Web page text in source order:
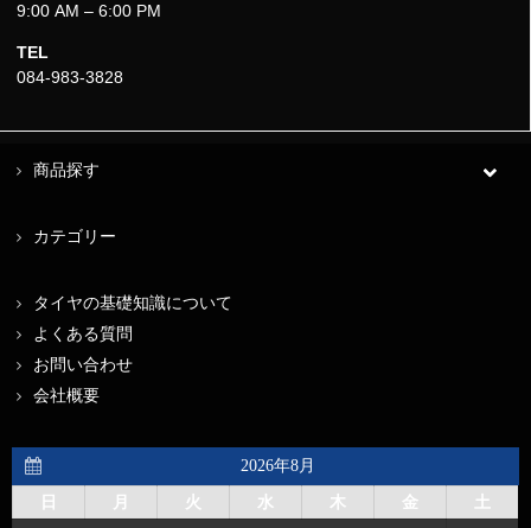
9:00 AM – 6:00 PM
TEL
084-983-3828
商品探す
カテゴリー
タイヤの基礎知識について
よくある質問
お問い合わせ
会社概要
2026年8月
日 月 火 水 木 金
土